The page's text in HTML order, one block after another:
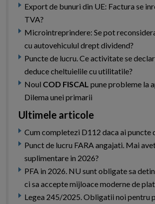
Export de bunuri din UE: Factura se
TVA?
Microintreprindere: Se pot
cu autovehiculul drept dividend?
Puncte de lucru. Ce activitate se
deduce cheltuielile cu utilitatile?
Noul COD FISCAL pune probleme la
Dilema unei primarii
Ultimele articole
Cum completezi D112 daca ai puncte
Punct de lucru FARA angajati. Mai
suplimentare in 2026?
PFA in 2026. NU sunt obligate sa
ci sa accepte mijloace moderne de
Legea 245/2025. Obligatii noi pentru